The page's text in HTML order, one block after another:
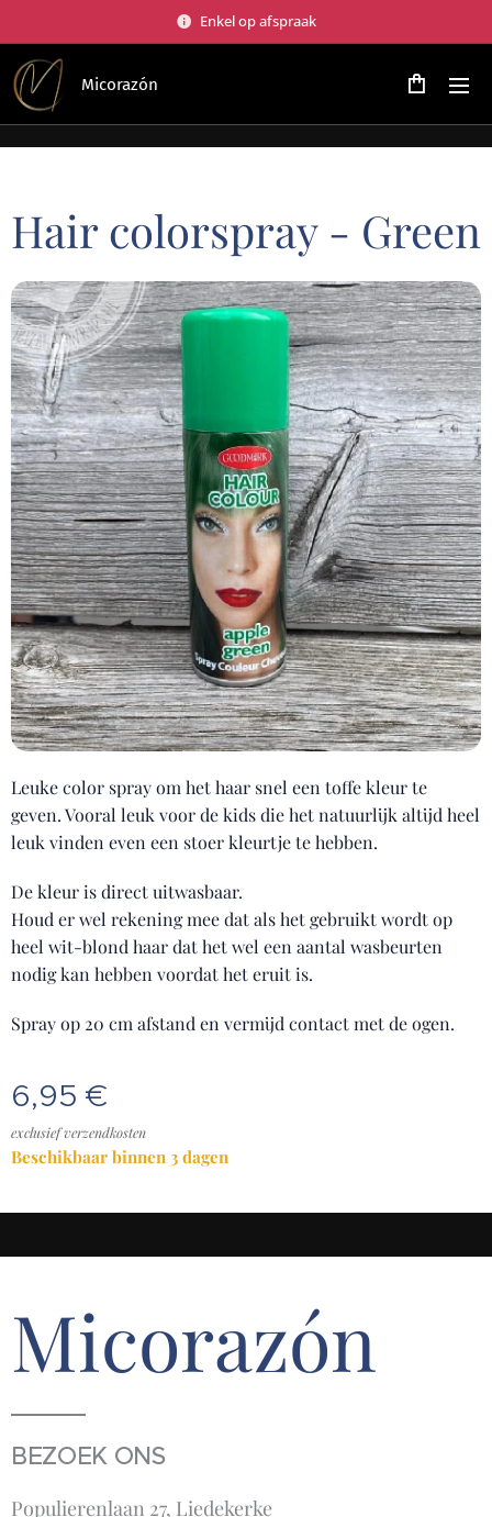
Enkel op afspraak
Micorazón
Hair colorspray - Green
Leuke color spray om het haar snel een toffe kleur te
geven. Vooral leuk voor de kids die het natuurlijk altijd heel
leuk vinden even een stoer kleurtje te hebben.
De kleur is direct uitwasbaar.
Houd er wel rekening mee dat als het gebruikt wordt op
heel wit-blond haar dat het wel een aantal wasbeurten
nodig kan hebben voordat het eruit is.
Spray op 20 cm afstand en vermijd contact met de ogen.
6,95 €
exclusief verzendkosten
Beschikbaar binnen 3 dagen
Micorazón
BEZOEK ONS
Populierenlaan 27, Liedekerke